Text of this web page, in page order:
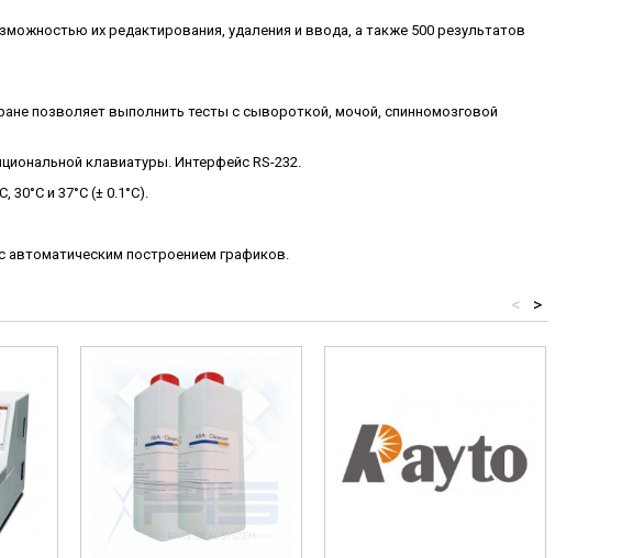
их редактирования, удаления и ввода, а также 500 результатов
позволяет выполнить тесты с сывороткой, мочой, спинномозговой
клавиатуры. Интерфейс RS-232.
и 37°С (± 0.1°С).
автоматическим построением графиков.
>
<